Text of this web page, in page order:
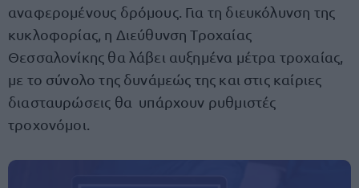
αναφερομένους δρόμους. Για τη διευκόλυνση της
κυκλοφορίας, η Διεύθυνση Τροχαίας
Θεσσαλονίκης θα λάβει αυξημένα μέτρα τροχαίας,
με το σύνολο της δυνάμεώς της και στις καίριες
διασταυρώσεις θα υπάρχουν ρυθμιστές
τροχονόμοι.